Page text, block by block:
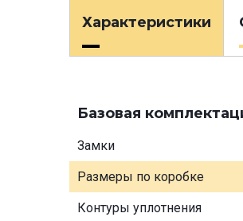
Характеристики
Базовая
Замки
Размеры по коробке
Контуры уплотнения